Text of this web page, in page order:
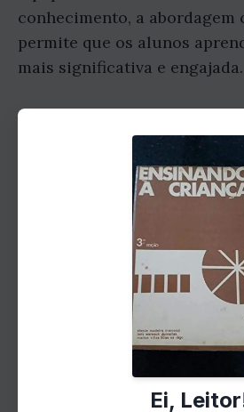
conhecimento, a
permite que os alunos
mais significativa e engajada.
Como aplicar a
construtivista em
Existem várias maneiras de
abordagem construtivista em
Algumas estratégias
Ei,